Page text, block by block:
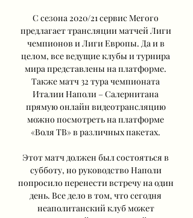
С сезона 2020/21 сервис Мегого
предлагает трансляции матчей Лиги
чемпионов и Лиги Европы. Да и в
целом, все ведущие клубы и турнира
мира представлены на платформе.
Также матч 32 тура чемпионата
Италии Наполи – Салернитана
прямую онлайн видеотрансляцию
можно посмотреть на платформе
«Воля ТВ» в различных пакетах.
Этот матч должен был состояться в
субботу, но руководство Наполи
попросило перенести встречу на один
день. Все дело в том, что сегодня
неаполитанский клуб может